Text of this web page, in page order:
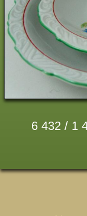
6 432 / 1